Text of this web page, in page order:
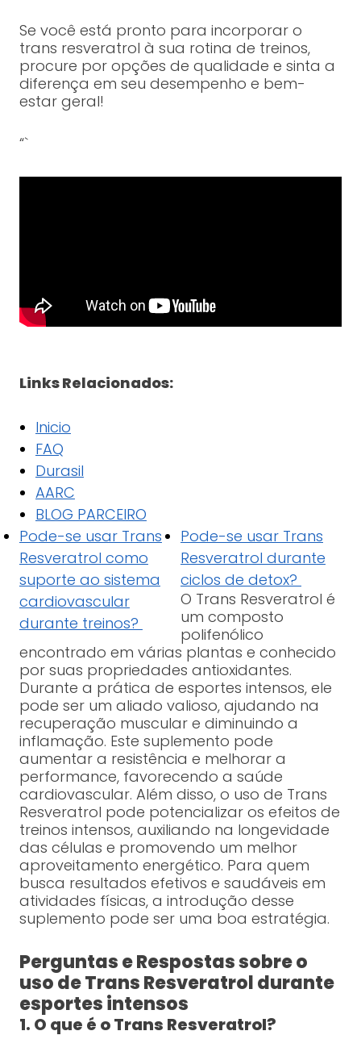
Se você está pronto para incorporar o
trans resveratrol à sua rotina de treinos,
procure por opções de qualidade e sinta a
diferença em seu desempenho e bem-
estar geral!
“`
Links Relacionados:
Inicio
FAQ
Durasil
AARC
BLOG PARCEIRO
Pode-se usar Trans
Resveratrol como
suporte ao sistema
cardiovascular
durante treinos?
Pode-se usar Trans
Resveratrol durante
ciclos de detox?
O Trans Resveratrol é
um composto
polifenólico
encontrado em várias plantas e conhecido
por suas propriedades antioxidantes.
Durante a prática de esportes intensos, ele
pode ser um aliado valioso, ajudando na
recuperação muscular e diminuindo a
inflamação. Este suplemento pode
aumentar a resistência e melhorar a
performance, favorecendo a saúde
cardiovascular. Além disso, o uso de Trans
Resveratrol pode potencializar os efeitos de
treinos intensos, auxiliando na longevidade
das células e promovendo um melhor
aproveitamento energético. Para quem
busca resultados efetivos e saudáveis em
atividades físicas, a introdução desse
suplemento pode ser uma boa estratégia.
Perguntas e Respostas sobre o
uso de Trans Resveratrol durante
esportes intensos
1. O que é o Trans Resveratrol?